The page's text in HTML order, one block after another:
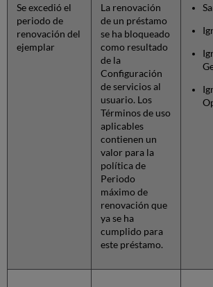
Se excedió el
periodo de
renovación del
ejemplar
La renovación
de un préstamo
se ha bloqueado
como resultado
de la
Configuración
de servicios al
usuario. Los
Términos de uso
aplicables
contienen un
valor para la
política de
Periodo
máximo de
renovación que
ya se ha
cumplido para
este préstamo.